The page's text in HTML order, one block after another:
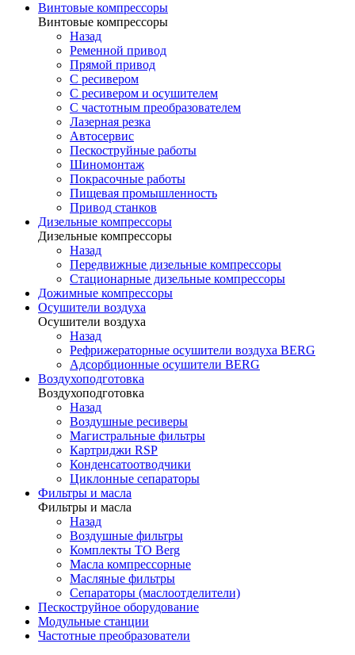
Винтовые компрессоры
Винтовые компрессоры
Назад
Ременной привод
Прямой привод
С ресивером
С ресивером и осушителем
С частотным преобразователем
Лазерная резка
Автосервис
Пескоструйные работы
Шиномонтаж
Покрасочные работы
Пищевая промышленность
Привод станков
Дизельные компрессоры
Дизельные компрессоры
Назад
Передвижные дизельные компрессоры
Стационарные дизельные компрессоры
Дожимные компрессоры
Осушители воздуха
Осушители воздуха
Назад
Рефрижераторные осушители воздуха BERG
Адсорбционные осушители BERG
Воздухоподготовка
Воздухоподготовка
Назад
Воздушные ресиверы
Магистральные фильтры
Картриджи RSP
Конденсатоотводчики
Циклонные сепараторы
Фильтры и масла
Фильтры и масла
Назад
Воздушные фильтры
Комплекты ТО Berg
Масла компрессорные
Масляные фильтры
Сепараторы (маслоотделители)
Пескоструйное оборудование
Модульные станции
Частотные преобразователи